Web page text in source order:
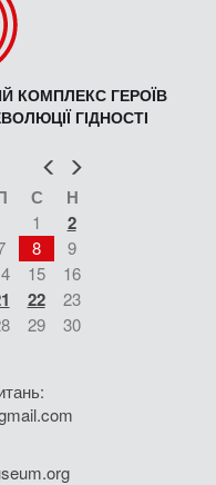
КОМПЛЕКС ГЕРОЇВ
ГІДНОСТІ
Попер
С Н
1 2
8
9
15
16
22
23
29
30